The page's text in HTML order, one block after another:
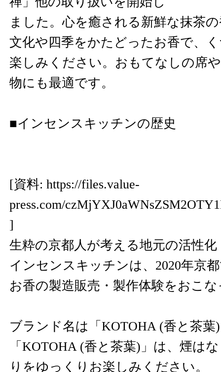
ました。心を癒される新鮮な抹茶
文化や四季をかたどったお香で、
楽しみください。おもてなしの席
物にも最適です。
■インセンスキッチンの歴史
[資料: https://files.value-
press.com/
]
生粋の京都人が考える地元の活性化
インセンスキッチンは、2020年京
お香の製造販売・製作体験をおこ
ブランド名は「KOTOHA (香と茶葉
「KOTOHA (香と茶葉)」は、煙は
りをゆっくりお楽しみください。